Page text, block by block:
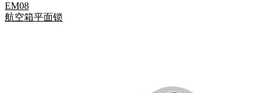
EM08
航空箱平面锁